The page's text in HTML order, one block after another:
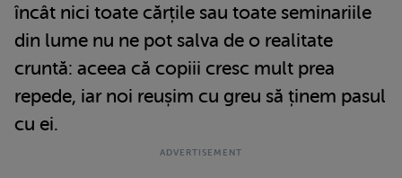
încât nici toate cărțile sau toate seminariile
din lume nu ne pot salva de o realitate
cruntă: aceea că copiii cresc mult prea
repede, iar noi reușim cu greu să ținem pasul
cu ei.